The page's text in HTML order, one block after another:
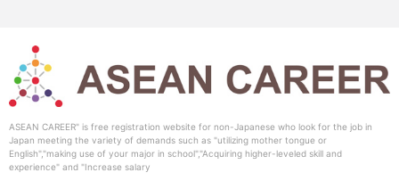
ASEAN CAREER" is free registration website for non-Japanese who look for the job in
Japan meeting the variety of demands such as "utilizing mother tongue or
English","making use of your major in school","Acquiring higher-leveled skill and
experience" and "Increase salary